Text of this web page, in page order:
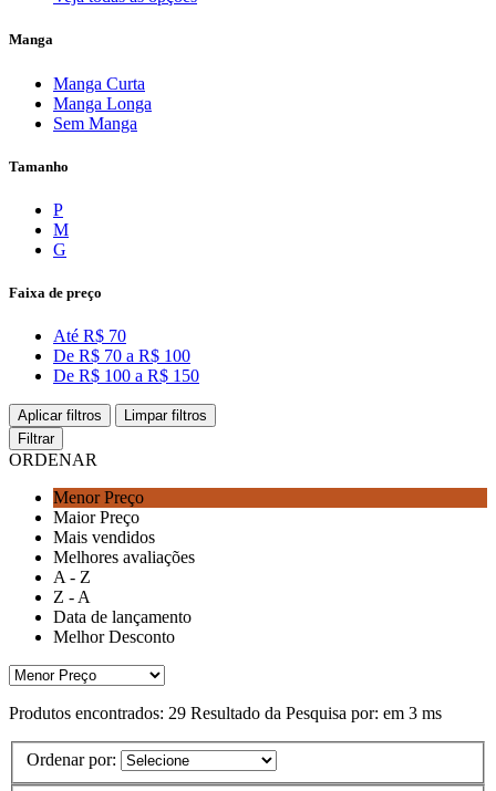
Manga
Manga Curta
Manga Longa
Sem Manga
Tamanho
P
M
G
Faixa de preço
Até R$ 70
De R$ 70 a R$ 100
De R$ 100 a R$ 150
Aplicar filtros
Limpar filtros
Filtrar
ORDENAR
Menor Preço
Maior Preço
Mais vendidos
Melhores avaliações
A - Z
Z - A
Data de lançamento
Melhor Desconto
Produtos encontrados: 29 Resultado da Pesquisa por: em 3 ms
Ordenar por: